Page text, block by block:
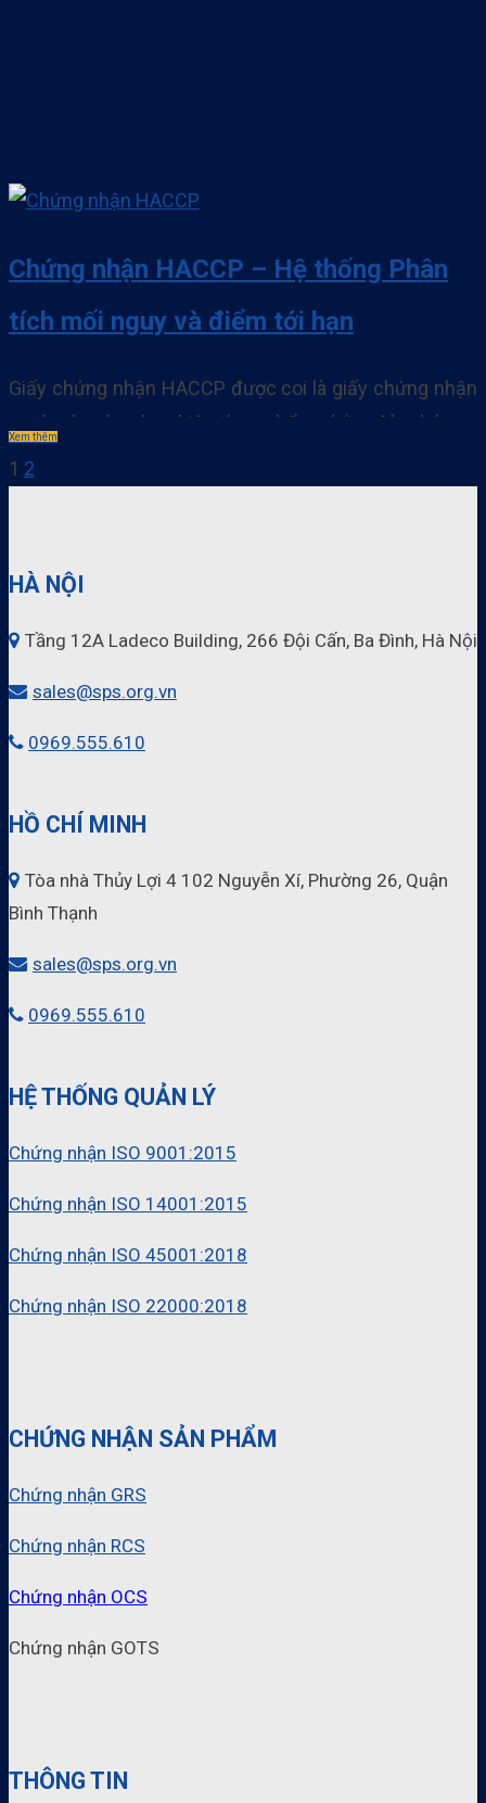
Chứng nhận HACCP – Hệ thống Phân
tích mối nguy và điểm tới hạn
Giấy chứng nhận HACCP được coi là giấy chứng nhận
uy tín cho doanh nghiệp thực phẩm nhằm đảm bảo an
toàn thực phẩm hiện nay. Ngày một nhiều các doanh
nghiệp làm trong chuỗi cung ứng thực phẩm nhận
Xem thêm
1 2
HÀ NỘI
Tầng 12A Ladeco Building, 266 Đội Cấn, Ba Đình, Hà Nội
sales@sps.org.vn
0969.555.610
HỒ CHÍ MINH
Tòa nhà Thủy Lợi 4 102 Nguyễn Xí, Phường 26, Quận
Bình Thạnh
sales@sps.org.vn
0969.555.610
HỆ THỐNG QUẢN LÝ
Chứng nhận ISO 9001:2015
Chứng nhận ISO 14001:2015
Chứng nhận ISO 45001:2018
Chứng nhận ISO 22000:2018
CHỨNG NHẬN SẢN PHẨM
Chứng nhận GRS
Chứng nhận RCS
Chứng nhận OCS
Chứng nhận GOTS
THÔNG TIN